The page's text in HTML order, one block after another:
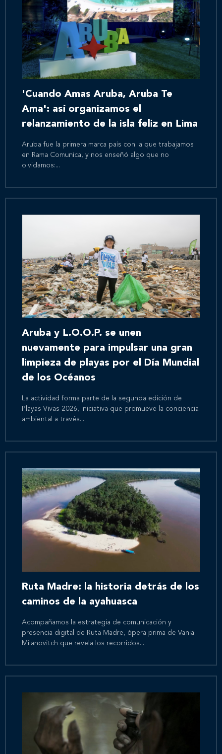
'Cuando Amas Aruba, Aruba Te
Ama': así organizamos el
relanzamiento de la isla feliz en Lima
Aruba fue la primera marca país con la que trabajamos
en Rama Comunica, y nos enseñó algo que no
olvidamos:...
Aruba y L.O.O.P. se unen
nuevamente para impulsar una gran
limpieza de playas por el Día Mundial
de los Océanos
La actividad forma parte de la segunda edición de
Playas Vivas 2026, iniciativa que promueve la conciencia
ambiental a través...
Ruta Madre: la historia detrás de los
caminos de la ayahuasca
Acompañamos la estrategia de comunicación y
presencia digital de Ruta Madre, ópera prima de Vania
Milanovitch que revela los recorridos...